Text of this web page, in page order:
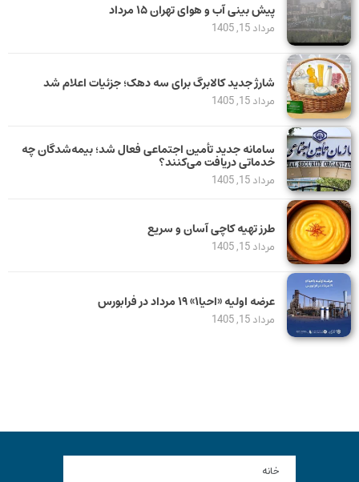
پیش بینی آب و هوای تهران ۱۵ مرداد
مرداد 15, 1405
شارژ جدید کالابرگ برای سه دهک؛ جزئیات اعلام شد
مرداد 15, 1405
سامانه جدید تأمین اجتماعی فعال شد؛ بیمه‌شدگان چه
خدماتی دریافت می‌کنند؟
مرداد 15, 1405
طرز تهیه کاچی آسان و سریع
مرداد 15, 1405
عرضه اولیه «احیا۱» ۱۹ مرداد در فرابورس
مرداد 15, 1405
خانه